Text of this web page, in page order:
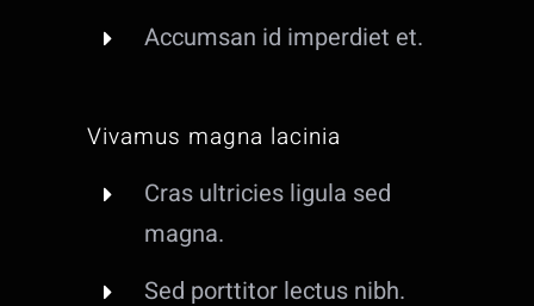
Accumsan id imperdiet et.
Vivamus magna lacinia
Cras ultricies ligula sed
magna.
Sed porttitor lectus nibh.